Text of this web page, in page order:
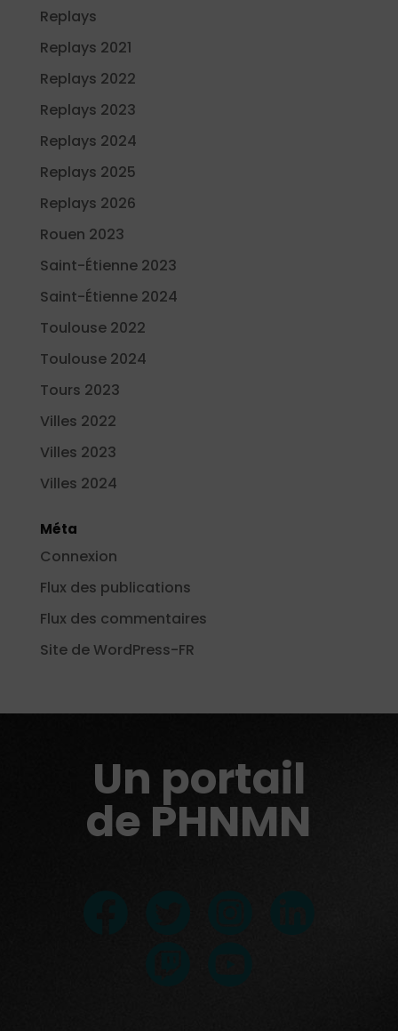
Replays
Replays 2021
Replays 2022
Replays 2023
Replays 2024
Replays 2025
Replays 2026
Rouen 2023
Saint-Étienne 2023
Saint-Étienne 2024
Toulouse 2022
Toulouse 2024
Tours 2023
Villes 2022
Villes 2023
Villes 2024
Méta
Connexion
Flux des publications
Flux des commentaires
Site de WordPress-FR
Un portail
de PHNMN